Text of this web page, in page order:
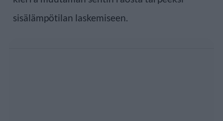
sisälämpötilan laskemiseen.